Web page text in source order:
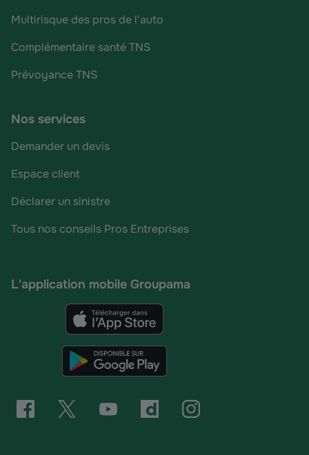
Multirisque des pros de l'auto
Complémentaire santé TNS
Prévoyance TNS
Nos services
Demander un devis
Espace client
Déclarer un sinistre
Tous nos conseils Pros Entreprises
L'application mobile Groupama